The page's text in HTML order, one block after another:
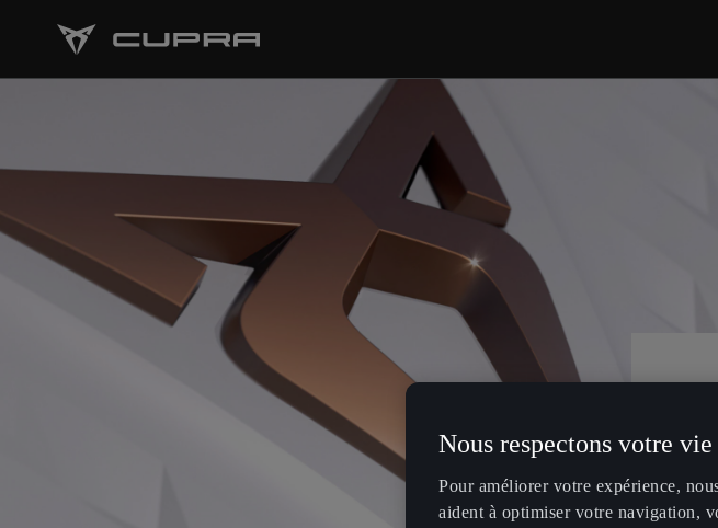
Nous respectons votre
Pour améliorer votre expérience,
aident à optimiser votre navigation,